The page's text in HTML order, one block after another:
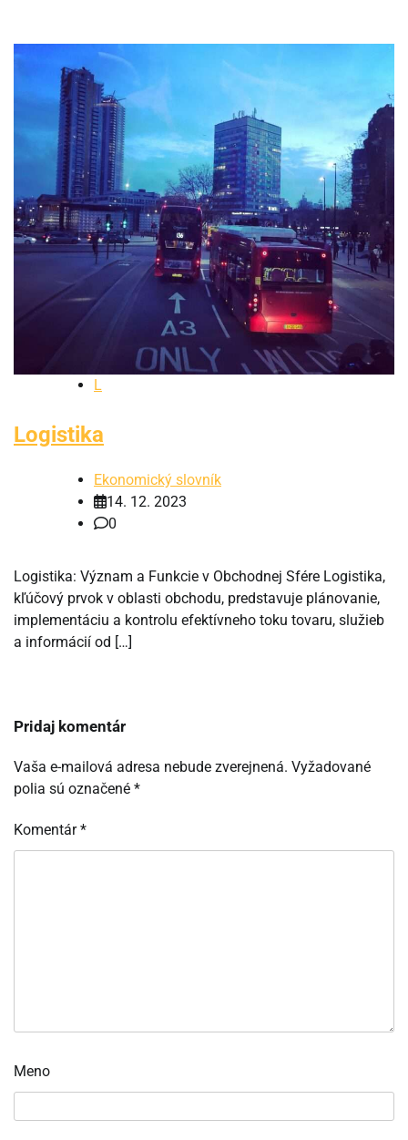
L
Logistika
Ekonomický slovník
14. 12. 2023
0
Logistika: Význam a Funkcie v Obchodnej Sfére Logistika,
kľúčový prvok v oblasti obchodu, predstavuje plánovanie,
implementáciu a kontrolu efektívneho toku tovaru, služieb
a informácií od […]
Pridaj komentár
Vaša e-mailová adresa nebude zverejnená. Vyžadované
polia sú označené *
Komentár*
Meno